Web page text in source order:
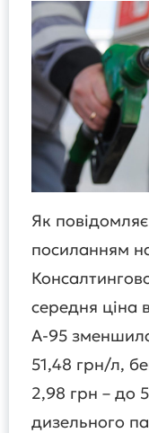
Як
посиланням
середня ціна
А-95
51,48 грн/л,
2,98 грн – до
дизельного